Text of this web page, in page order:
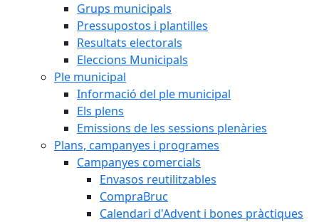
Grups municipals
Pressupostos i plantilles
Resultats electorals
Eleccions Municipals
Ple municipal
Informació del ple municipal
Els plens
Emissions de les sessions plenàries
Plans, campanyes i programes
Campanyes comercials
Envasos reutilitzables
CompraBruc
Calendari d'Advent i bones pràctiques